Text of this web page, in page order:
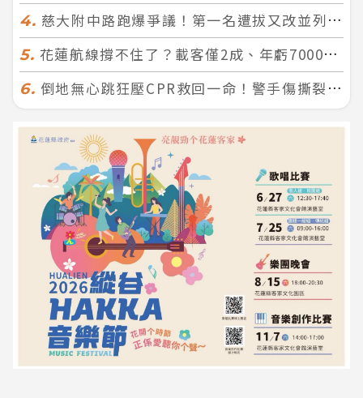
4. 慈大附中路跑爆爭議！第一名遭拔又改並列 家長怒：難以接受
5. 花蓮航線撐不住了？載客僅2成、年虧7000萬 華信喊：真的快飛不下去
6. 倒地無心跳狂壓CPR救回一命！警手傷撕裂仍不放手 竟救到藝人何篤霖哥哥